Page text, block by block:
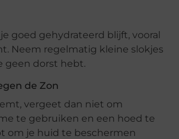
goed gehydrateerd blijft, vooral
Neem regelmatig kleine slokjes
geen dorst hebt.
de Zon
vergeet dan niet om
te gebruiken en een hoed te
om je huid te beschermen